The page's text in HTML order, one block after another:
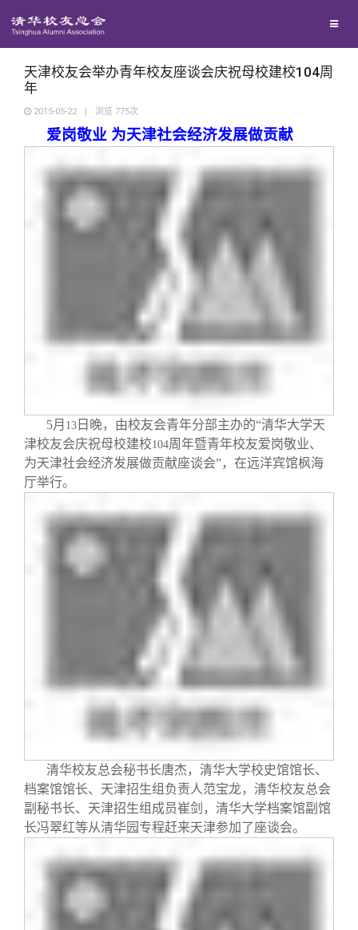
地区联络
年级联络
院系校友工作
专业委员会
西南联大校友会
回馈母校
捐赠项目
捐赠新闻
捐赠纪事
义工计划
媒体平台
《清华校友通讯》
《水木清华》
新媒体平台
百年清华
清华人物
青春风采
校友文苑
校友视界
信息化服务
三创大赛
总会简介
会长致辞
理事会名单
联系我们
天津校友会举办青年校友座谈会庆祝母校建校104周
年
2015-05-22 | 浏览 775次
爱岗敬业 为天津社会经济发展做贡献
5月 13 日晚，由校友会青年分部主办的“清华大学天
津校友会庆祝母校建校104周年暨青年校友爱岗敬业、
为天津社会经济发展做贡献座谈会”，在远洋宾馆枫海
厅举行。
清华校友总会秘书长唐杰，清华大学校史馆馆长、
档案馆馆长、天津招生组负责人范宝龙，清华校友总会
副秘书长、天津招生组成员崔剑，清华大学档案馆副馆
长冯翠红等从清华园专程赶来天津参加了座谈会。